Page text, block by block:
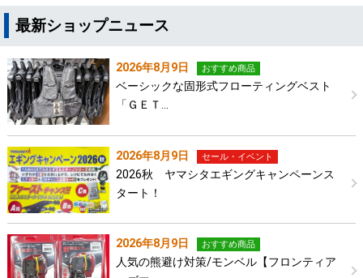
最新ショップニュース
2026年8月9日 おすすめ商品
ベーシックな固形式フローティングベスト
「ＧＥＴ…
2026年8月9日 セール・イベント
2026秋 ヤマシタエギングキャンペーンス
タート！
2026年8月9日 おすすめ商品
人気の熊避け対策/モンベル【フロンティア